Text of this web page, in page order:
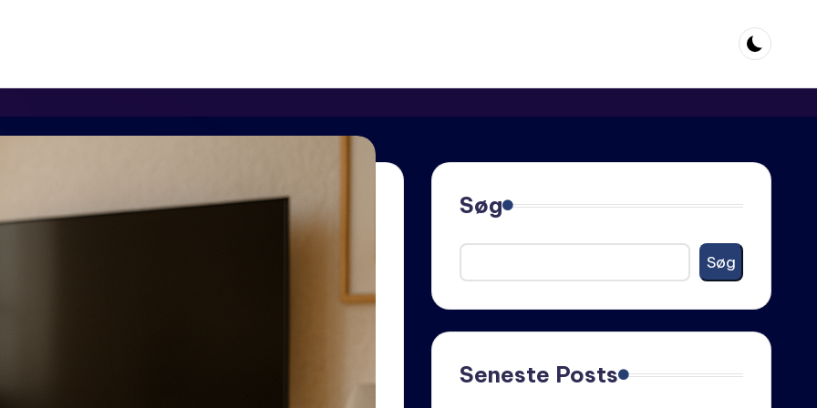
Søg
Søg
Seneste Posts